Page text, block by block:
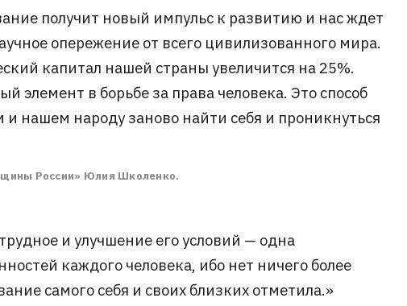
получит новый импульс к развитию и нас ждет
опережение от всего цивилизованного мира.
капитал нашей страны увеличится на 25%.
элемент в борьбе за права человека. Это способ
нашем народу заново найти себя и проникнуться
России» Юлия Школенко.
и улучшение его условий — одна
каждого человека, ибо нет ничего более
самого себя и своих близких отметила.»